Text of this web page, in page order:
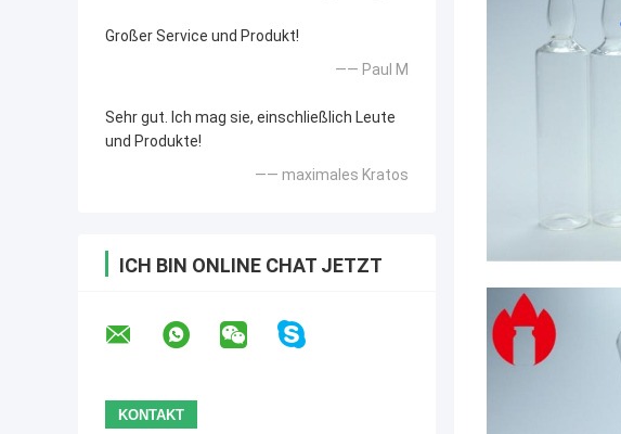
Großer Service und Produkt!
—— Paul M
Sehr gut. Ich mag sie, einschließlich Leute
und Produkte!
—— maximales Kratos
ICH BIN ONLINE CHAT JETZT